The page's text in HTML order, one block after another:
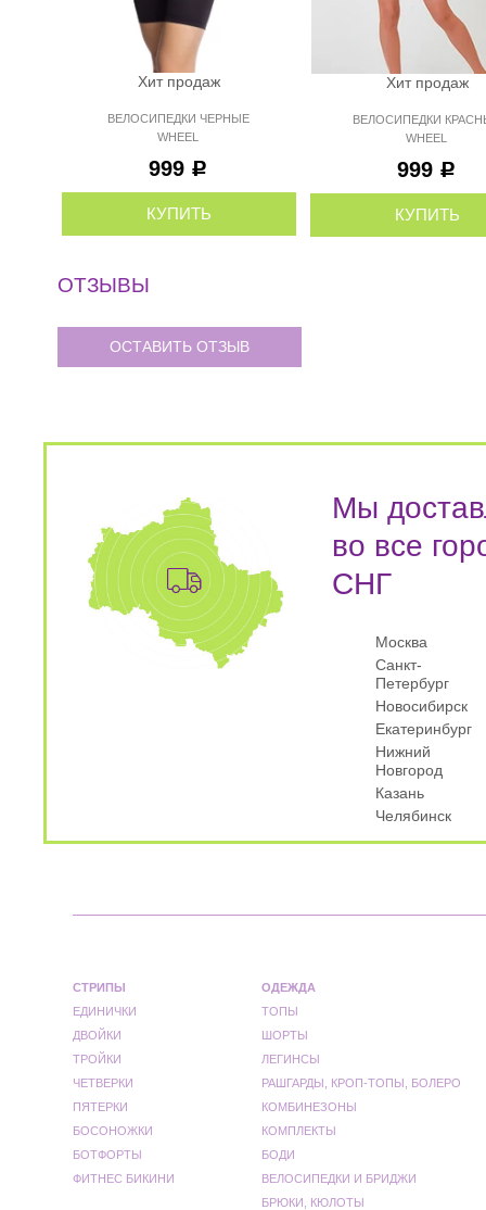
Хит продаж
ВЕЛОСИПЕДКИ ЧЕРНЫЕ
WHEEL
999 Р
КУПИТЬ
Хит продаж
ВЕЛОСИПЕДКИ
WHEEL
999 Р
КУПИТЬ
ОТЗЫВЫ
ОСТАВИТЬ ОТЗЫВ
Мы
во все
СНГ
Москва
Санкт-
Петербург
Новосибирск
Екатеринбург
Нижний
Новгород
Казань
Челябинск
СТРИПЫ
ЕДИНИЧКИ
ДВОЙКИ
ТРОЙКИ
ЧЕТВЕРКИ
ПЯТЕРКИ
БОСОНОЖКИ
БОТФОРТЫ
ФИТНЕС БИКИНИ
ОДЕЖДА
ТОПЫ
ШОРТЫ
ЛЕГИНСЫ
РАШГАРДЫ, КРОП-ТОПЫ, БОЛЕРО
КОМБИНЕЗОНЫ
КОМПЛЕКТЫ
БОДИ
ВЕЛОСИПЕДКИ И БРИДЖИ
БРЮКИ, КЮЛОТЫ